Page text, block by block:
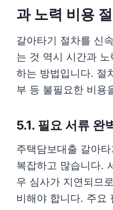
과 노력 비용
갈아타기 절차를 신
는 것 역시 시간과
하는 방법입니다. 절
부 등 불필요한 비용
5.1. 필요 서류 완
주택담보대출 갈아
복잡하고 많습니다.
우 심사가 지연되므
비해야 합니다. 주요